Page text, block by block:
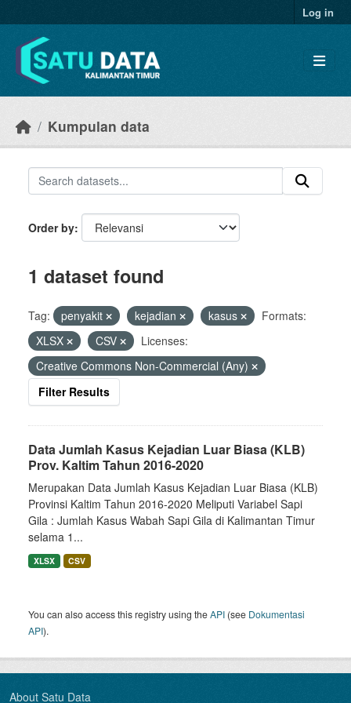
Log in
Kumpulan data
Order by
1 dataset found
Tag: penyakit kejadian kasus
Formats:
XLSX
CSV
Licenses:
Creative Commons Non-Commercial (Any)
Filter Results
Data Jumlah Kasus Kejadian Luar Biasa (KLB)
Prov. Kaltim Tahun 2016-2020
Merupakan Data Jumlah Kasus Kejadian Luar Biasa (KLB)
Provinsi Kaltim Tahun 2016-2020 Meliputi Variabel Sapi
Gila : Jumlah Kasus Wabah Sapi Gila di Kalimantan Timur
selama 1...
XLSX CSV
You can also access this registry using theAPI (see Dokumentasi
API).
About Satu Data